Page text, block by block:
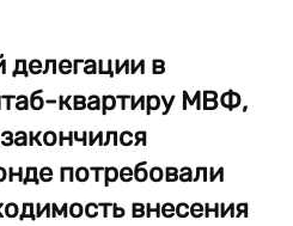
делегации в
квартиру МВФ,
потребовали
внесения